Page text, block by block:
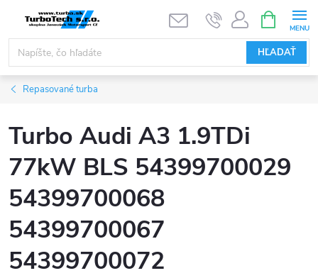
obsah
HĽADAŤ
KOŠÍK
Repasované turba
Turbo Audi A3 1.9TDi
77kW BLS 54399700029
54399700068
54399700067
54399700072